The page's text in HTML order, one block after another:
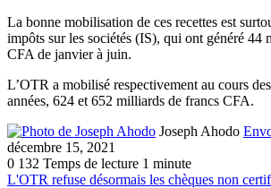
La bonne mobilisation de ces recettes est
impôts sur les sociétés (IS), qui ont généré 44
CFA de janvier à juin.
L’OTR a mobilisé respectivement au cours
années, 624 et 652 milliards de francs CFA.
Joseph Ahodo
décembre 15, 2021
0 132 Temps de lecture 1 minute
L'OTR refuse désormais les chèques non